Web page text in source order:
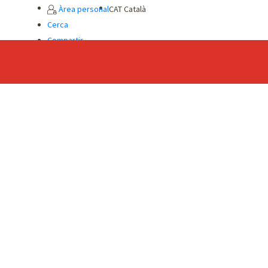
CATCatalà
Àrea personal
Cerca
Compartir